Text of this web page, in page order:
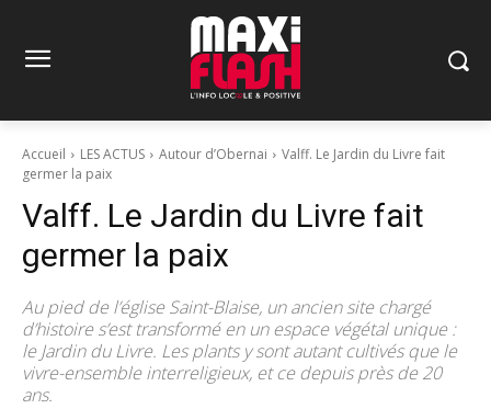
Accueil LES ACTUS Autour d’Obernai
Valff. Le Jardin du Livre fait
germer la paix
Valff. Le Jardin du Livre fait
germer la paix
Au pied de l’église Saint-Blaise, un ancien site chargé
d’histoire s’est transformé en un espace végétal unique :
le Jardin du Livre. Les plants y sont autant cultivés que le
vivre-ensemble interreligieux, et ce depuis près de 20
ans.